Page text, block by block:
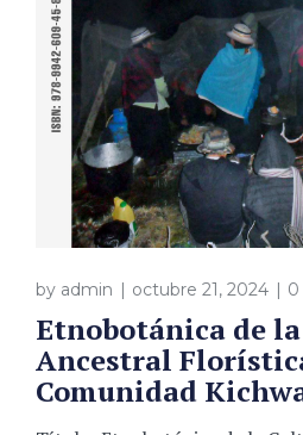
by admin octubre 21, 2024
Etnobotánica de
Ancestral
Comunidad